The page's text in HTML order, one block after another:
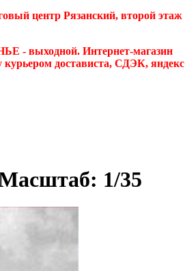
центр Рязанский, второй этаж
- выходной. Интернет-магазин
курьером достависта, СДЭК, яндекс
1/35